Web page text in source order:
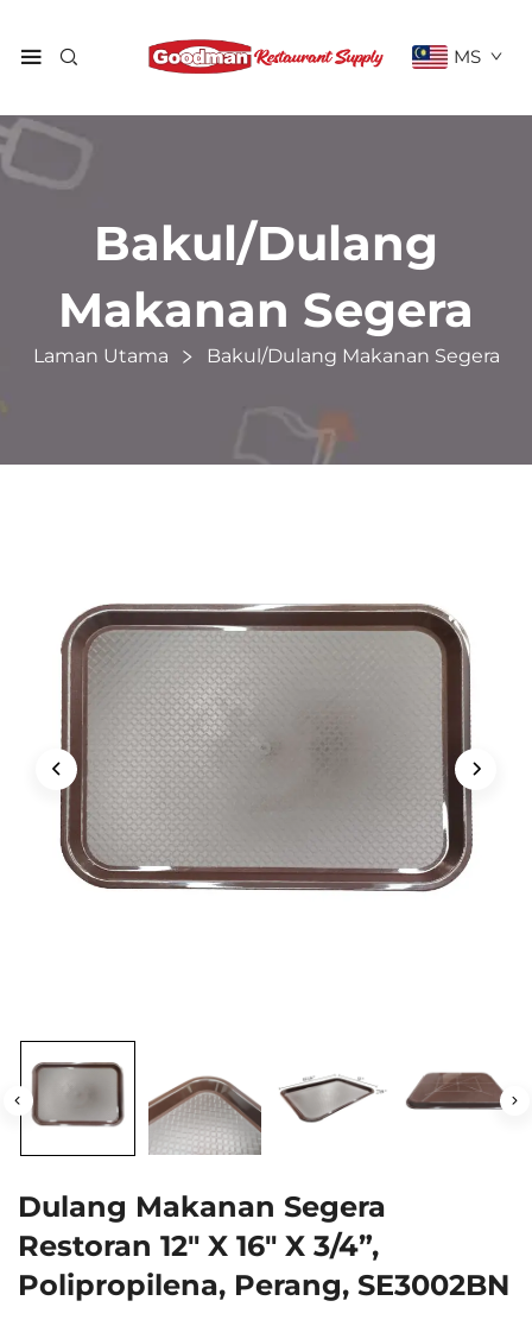
MS
Bakul/Dulang
Makanan Segera
Laman Utama Bakul/Dulang Makanan Segera
Dulang Makanan Segera
Restoran 12" X 16" X 3/4”,
Polipropilena, Perang, SE3002BN